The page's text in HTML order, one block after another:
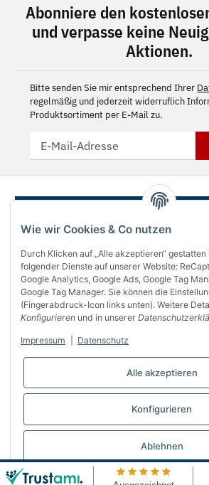
Wie wir Cookies & Co nutzen
Durch Klicken auf „Alle akzeptieren“ gestatten
folgender Dienste auf unserer Website:
Google Analytics, Google Ads, Google Tag
Google Tag Manager. Sie können die
(Fingerabdruck-Icon links unten). Weitere
Konfigurieren und in unserer
Impressum Datenschutz
Alle akzeptieren
Konfigurieren
Ablehnen
Abonniere den
und verpasse keine
Aktionen.
Bitte senden Sie mir entsprechend Ihrer
regelmäßig und jederzeit widerruflich
Produktsortiment per E-Mail zu.
Über uns
Informationen
Bequem bezahlen